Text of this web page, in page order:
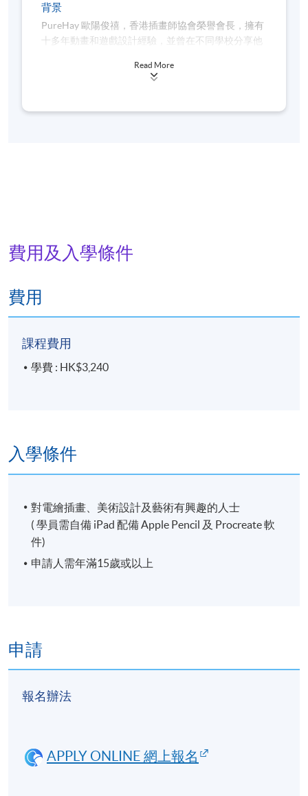
背景
PureHay 歐陽俊禧，香港插畫師協會榮譽會長，擁有
十多年動畫和遊戲設計經驗，並曾在不同學校分享他
會頒發傑出藝術家獎《金影獎》，並在2021年獲得了
的繪畫風格以"數碼龐克"為主視覺表現，並將擴增實
魅力。他的作品讓我們心中憧憬的香江在虛擬世界中
FB: 禧之插畫世界
Read More
費用及入學條件
費用
課程費用
學費 : HK$3,240
入學條件
對電繪插畫、美術設計及藝術有興趣的人士
( 學員需自備 iPad 配備 Apple Pencil 及 Procreate 軟
件)
申請人需年滿15歲或以上
申請
報名辦法
APPLY ONLINE 網上報名